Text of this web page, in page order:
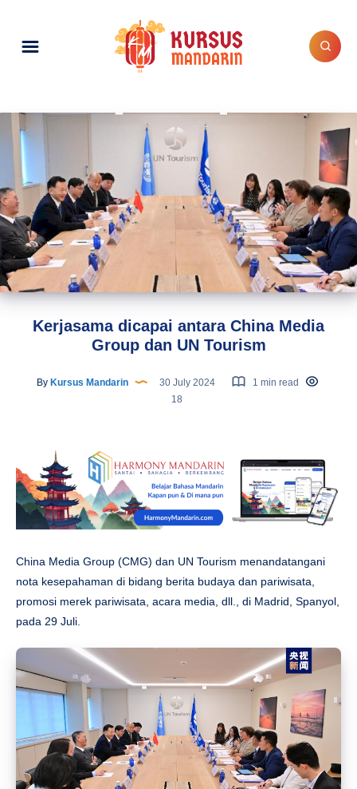
Kerjasama dicapai antara China Media
Group dan UN Tourism
By Kursus Mandarin 30 July 2024
1 min read
18
China Media Group (CMG) dan UN Tourism menandatangani
nota kesepahaman di bidang berita budaya dan pariwisata,
promosi merek pariwisata, acara media, dll., di Madrid, Spanyol,
pada 29 Juli.